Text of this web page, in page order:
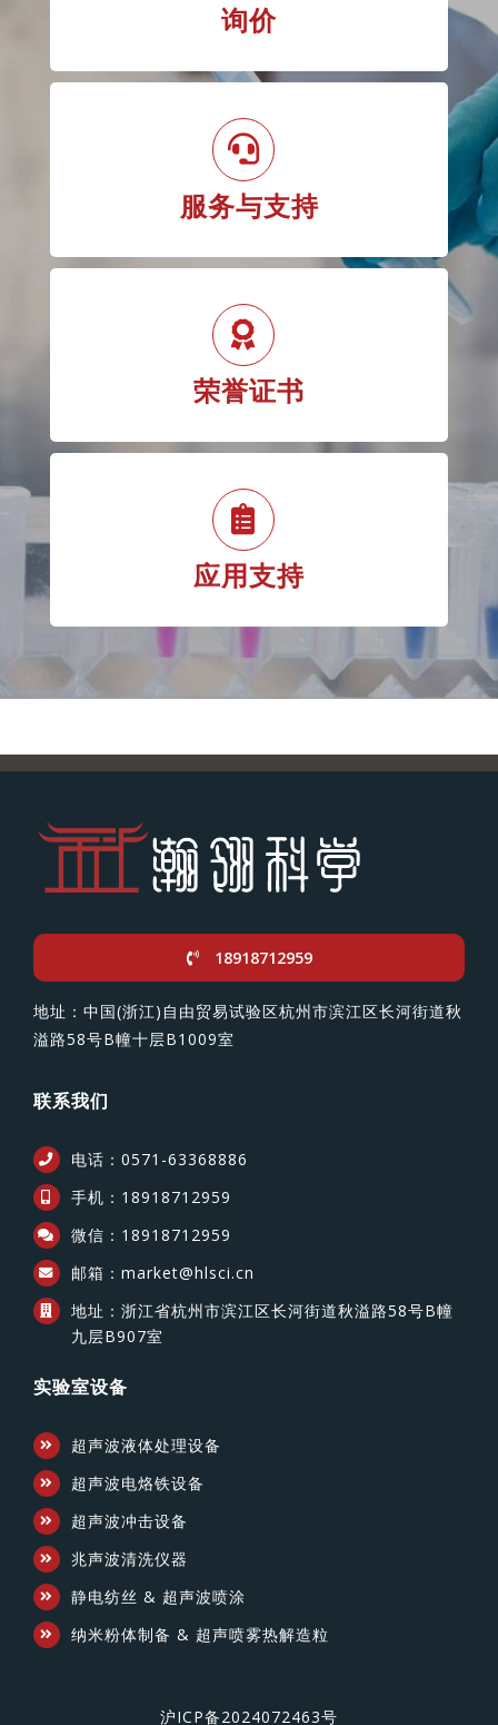
询价
服务与支持
荣誉证书
应用支持
18918712959
地址：中国(浙江)自由贸易试验区杭州市滨江区长河街道秋
溢路58号B幢十层B1009室
联系我们
电话：0571-63368886
手机：18918712959
微信：18918712959
邮箱：market@hlsci.cn
地址：浙江省杭州市滨江区长河街道秋溢路58号B幢
九层B907室
实验室设备
超声波液体处理设备
超声波电烙铁设备
超声波冲击设备
兆声波清洗仪器
静电纺丝 & 超声波喷涂
纳米粉体制备 & 超声喷雾热解造粒
沪ICP备2024072463号